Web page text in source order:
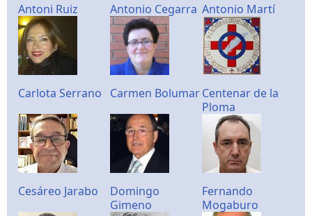
Antoni Ruiz Antonio Cegarra Antonio Martí
Carlota Serrano Carmen BolumarCentenar de la
Ploma
Cesáreo Jarabo
Domingo
Gimeno
Fernando
Mogaburo